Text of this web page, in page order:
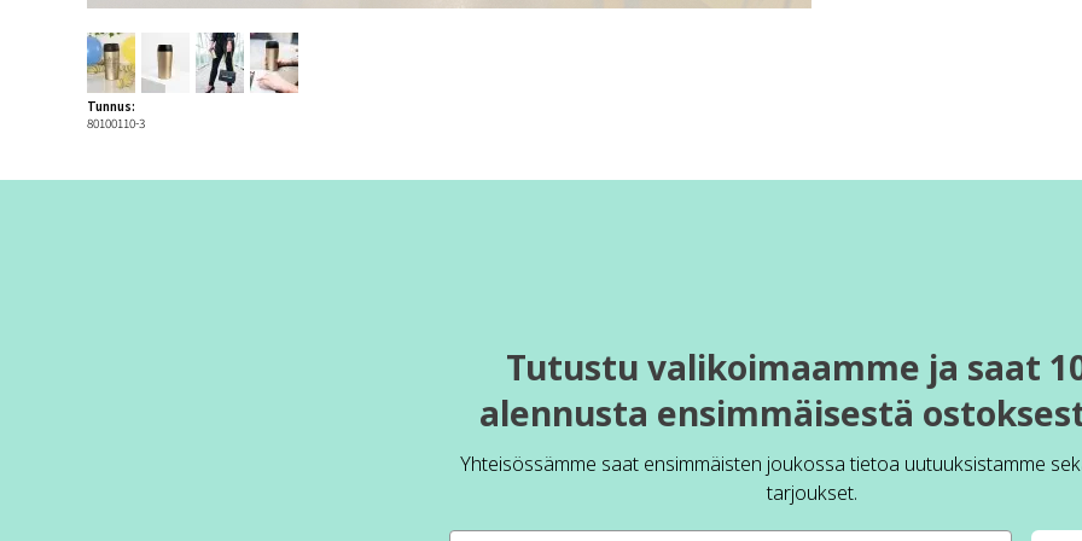
Tunnus:
80100110-3
Tutustu valikoimaamme ja saat
alennusta ensimmäisestä
Yhteisössämme saat ensimmäisten joukossa tietoa uutuuksistamme
tarjoukset.